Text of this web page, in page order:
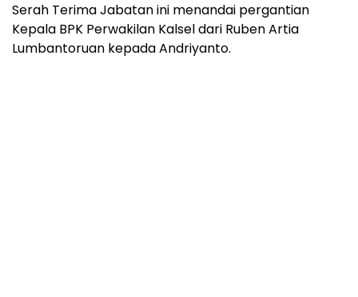
Serah Terima Jabatan ini menandai pergantian
Kepala BPK Perwakilan Kalsel dari Ruben Artia
Lumbantoruan kepada Andriyanto.